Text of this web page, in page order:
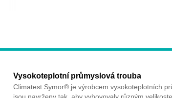
Vysokoteplotní průmyslová trouba
Climatest Symor® je výrobcem vysokoteplotních